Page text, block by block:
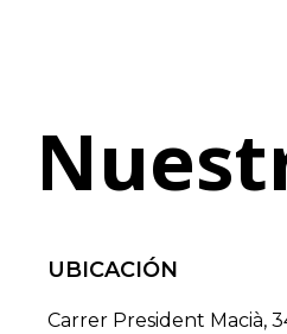
UBICACIÓN
Carrer President Macià,